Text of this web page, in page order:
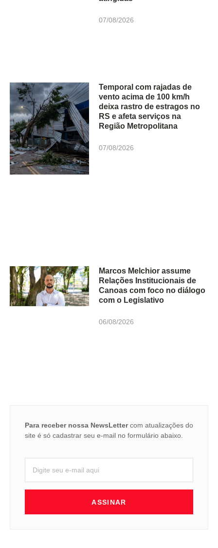
07/08/2026
Temporal com rajadas de
vento acima de 100 km/h
deixa rastro de estragos no
RS e afeta serviços na
Região Metropolitana
07/08/2026
Marcos Melchior assume
Relações Institucionais de
Canoas com foco no diálogo
com o Legislativo
06/08/2026
Para receber nossa NewsLettercom atualizações do
site é só cadastrar seu e-mail no formulário abaixo.
ASSINAR